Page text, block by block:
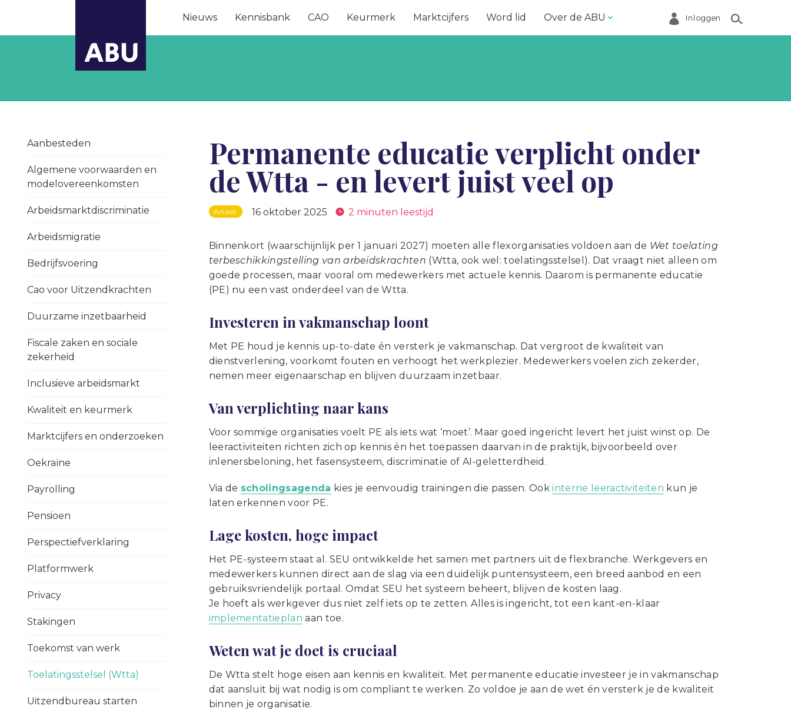
Nieuws Kennisbank CAO Keurmerk Marktcijfers Word lid Over de ABU
Helpdesk
Ledenregister
Ledenservice
Magazine VoorWerk
Over de ABU
Statuten en reglementen
Inloggen
Aanbesteden
Algemene voorwaarden en
modelovereenkomsten
Arbeidsmarktdiscriminatie
Arbeidsmigratie
Bedrijfsvoering
Cao voor Uitzendkrachten
Duurzame inzetbaarheid
Fiscale zaken en sociale
zekerheid
Inclusieve arbeidsmarkt
Kwaliteit en keurmerk
Marktcijfers en onderzoeken
Oekraïne
Payrolling
Pensioen
Perspectiefverklaring
Platformwerk
Privacy
Stakingen
Toekomst van werk
Toelatingsstelsel (Wtta)
Uitzendbureau starten
Permanente educatie verplicht onder
de Wtta - en levert juist veel op
Artikel 16 oktober 2025 2 minuten leestijd
Binnenkort (waarschijnlijk per 1 januari 2027) moeten alle flexorganisaties voldoen aan de Wet toelating
terbeschikkingstelling van arbeidskrachten (Wtta, ook wel: toelatingsstelsel). Dat vraagt niet alleen om
goede processen, maar vooral om medewerkers met actuele kennis. Daarom is permanente educatie
(PE) nu een vast onderdeel van de Wtta.
Investeren in vakmanschap loont
Met PE houd je kennis up-to-date én versterk je vakmanschap. Dat vergroot de kwaliteit van
dienstverlening, voorkomt fouten en verhoogt het werkplezier. Medewerkers voelen zich zekerder,
nemen meer eigenaarschap en blijven duurzaam inzetbaar.
Van verplichting naar kans
Voor sommige organisaties voelt PE als iets wat ‘moet’. Maar goed ingericht levert het juist winst op. De
leeractiviteiten richten zich op kennis én het toepassen daarvan in de praktijk, bijvoorbeeld over
inlenersbeloning, het fasensysteem, discriminatie of AI-geletterdheid.
Via de scholingsagenda kies je eenvoudig trainingen die passen. Ookinterne leeractiviteiten kun je
laten erkennen voor PE.
Lage kosten, hoge impact
Het PE-systeem staat al. SEU ontwikkelde het samen met partners uit de flexbranche. Werkgevers en
medewerkers kunnen direct aan de slag via een duidelijk puntensysteem, een breed aanbod en een
gebruiksvriendelijk portaal. Omdat SEU het systeem beheert, blijven de kosten laag.
Je hoeft als werkgever dus niet zelf iets op te zetten. Alles is ingericht, tot een kant-en-klaar
implementatieplan aan toe.
Weten wat je doet is cruciaal
De Wtta stelt hoge eisen aan kennis en kwaliteit. Met permanente educatie investeer je in vakmanschap
dat aansluit bij wat nodig is om compliant te werken. Zo voldoe je aan de wet én versterk je de kwaliteit
binnen je organisatie.